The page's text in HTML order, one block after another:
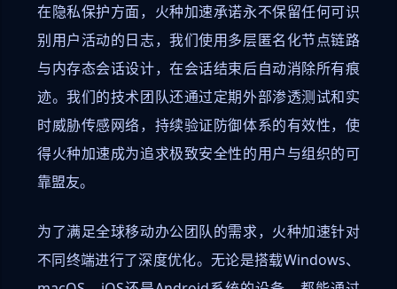
在隐私保护方面，火种加速承诺永不保留任何可识
别用户活动的日志，我们使用多层匿名化节点链路
与内存态会话设计，在会话结束后自动消除所有痕
迹。我们的技术团队还通过定期外部渗透测试和实
时威胁传感网络，持续验证防御体系的有效性，使
得火种加速成为追求极致安全性的用户与组织的可
靠盟友。
为了满足全球移动办公团队的需求，火种加速针对
不同终端进行了深度优化。无论是搭载Windows、